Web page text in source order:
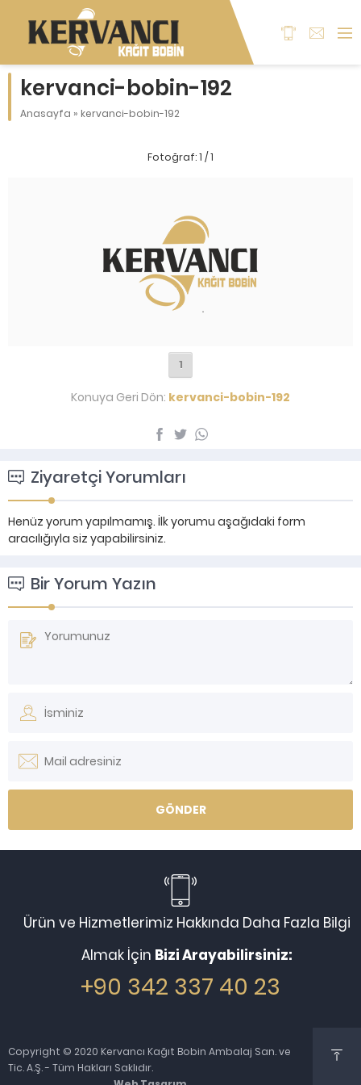
kervanci-bobin-192
Anasayfa » kervanci-bobin-192
Fotoğraf: 1 / 1
1
Konuya Geri Dön: kervanci-bobin-192
Ziyaretçi Yorumları
Henüz yorum yapılmamış. İlk yorumu aşağıdaki form
aracılığıyla siz yapabilirsiniz.
Bir Yorum Yazın
Ürün ve Hizmetlerimiz Hakkında Daha Fazla Bilgi
Almak İçin Bizi Arayabilirsiniz:
+90 342 337 40 23
Copyright © 2020 Kervancı Kağıt Bobin Ambalaj San. ve
Tic. A.Ş. - Tüm Hakları Saklıdır.